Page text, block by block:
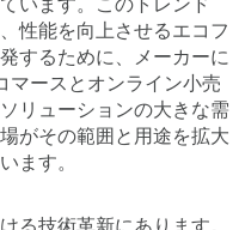
性能を向上させるエコフ
するために、メーカーに
マースとオンライン小売
リューションの大きな需
がその範囲と用途を拡大
ます。
る技術革新にあります。